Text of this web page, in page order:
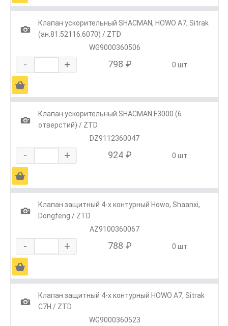
1
Клапан ускорительный SHACMAN, HOWO A7, Sitrak
(ан.81.52116.6070) / ZTD
WG9000360506
- + 798 ₽ 0 шт.
Ä
1
Клапан ускорительный SHACMAN F3000 (6
отверстий) / ZTD
DZ9112360047
- + 924 ₽ 0 шт.
Ä
1
Клапан защитный 4-х контурный Howo, Shaanxi,
Dongfeng / ZTD
AZ9100360067
- + 788 ₽ 0 шт.
Ä
1
Клапан защитный 4-х контурный HOWO A7, Sitrak
C7H / ZTD
WG9000360523